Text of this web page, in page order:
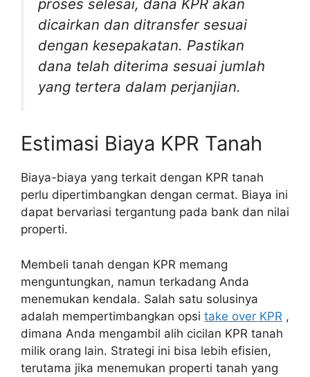
proses selesai, dana KPR akan
dicairkan dan ditransfer sesuai
dengan kesepakatan. Pastikan
dana telah diterima sesuai jumlah
yang tertera dalam perjanjian.
Estimasi Biaya KPR Tanah
Biaya-biaya yang terkait dengan KPR tanah
perlu dipertimbangkan dengan cermat. Biaya ini
dapat bervariasi tergantung pada bank dan nilai
properti.
Membeli tanah dengan KPR memang
menguntungkan, namun terkadang Anda
menemukan kendala. Salah satu solusinya
adalah mempertimbangkan opsi take over KPR ,
dimana Anda mengambil alih cicilan KPR tanah
milik orang lain. Strategi ini bisa lebih efisien,
terutama jika menemukan properti tanah yang